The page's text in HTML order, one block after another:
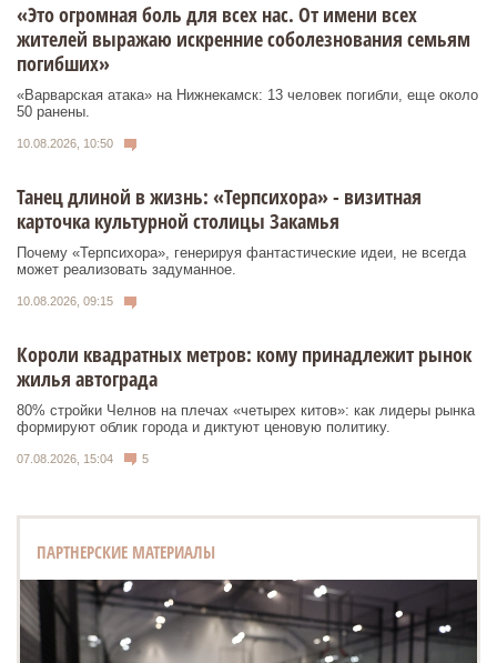
«Это огромная боль для всех нас. От имени всех
жителей выражаю искренние соболезнования семьям
погибших»
«Варварская атака» на Нижнекамск: 13 человек погибли, еще около
50 ранены.
10.08.2026, 10:50
Танец длиной в жизнь: «Терпсихора» - визитная
карточка культурной столицы Закамья
Почему «Терпсихора», генерируя фантастические идеи, не всегда
может реализовать задуманное.
10.08.2026, 09:15
Короли квадратных метров: кому принадлежит рынок
жилья автограда
80% стройки Челнов на плечах «четырех китов»: как лидеры рынка
формируют облик города и диктуют ценовую политику.
07.08.2026, 15:04 5
ПАРТНЕРСКИЕ МАТЕРИАЛЫ